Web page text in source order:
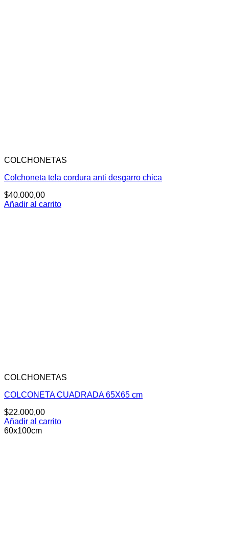
COLCHONETAS
Colchoneta tela cordura anti desgarro chica
$40.000,00
Añadir al carrito
COLCHONETAS
COLCONETA CUADRADA 65X65 cm
$22.000,00
Añadir al carrito
60x100cm